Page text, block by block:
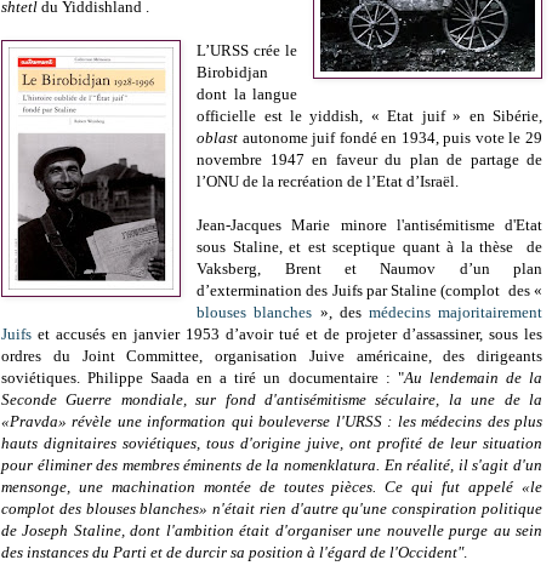
shtetl du Yiddishland .
L’URSS crée le
Birobidjan
dont la langue
officielle est le yiddish, « Etat juif » en Sibérie,
oblast autonome juif fondé en 1934, puis vote le 29
novembre 1947 en faveur du plan de partage de
l’ONU de la recréation de l’Etat d’Israël.
Jean-Jacques Marie minore l'antisémitisme d'Etat
sous Staline, et est sceptique quant à la thèse de
Vaksberg, Brent et Naumov d’un plan
d’extermination des Juifs par Staline (complot des «
blouses blanches », des médecins majoritairement
Juifs et accusés en janvier 1953 d’avoir tué et de projeter d’assassiner, sous les
ordres du Joint Committee, organisation Juive américaine, des dirigeants
soviétiques. Philippe Saada en a tiré un documentaire : "Au lendemain de la
Seconde Guerre mondiale, sur fond d'antisémitisme séculaire, la une de la
«Pravda» révèle une information qui bouleverse l'URSS : les médecins des plus
hauts dignitaires soviétiques, tous d'origine juive, ont profité de leur situation
pour éliminer des membres éminents de la nomenklatura. En réalité, il s'agit d'un
mensonge, une machination montée de toutes pièces. Ce qui fut appelé «le
complot des blouses blanches» n'était rien d'autre qu'une conspiration politique
de Joseph Staline, dont l'ambition était d'organiser une nouvelle purge au sein
des instances du Parti et de durcir sa position à l'égard de l'Occident".